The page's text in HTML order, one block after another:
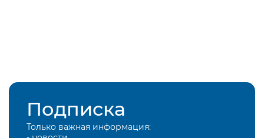
Подписка
Только важная информация: